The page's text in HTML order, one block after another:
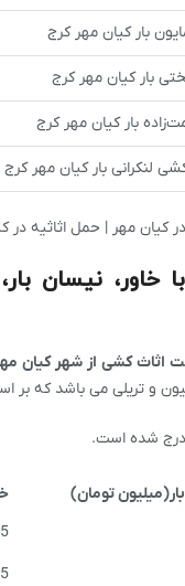
بار کیان مهر کرج
بار کیان مهر کرج
بار کیان مهر کرج
لنکرانی بار کیان مهر کرج
کیان مهر | حمل اثاثیه در
خاور، نیسان
اثاث کشی از شهر کیان
و تریلی می باشد که بر
درج شده است.
تومان)